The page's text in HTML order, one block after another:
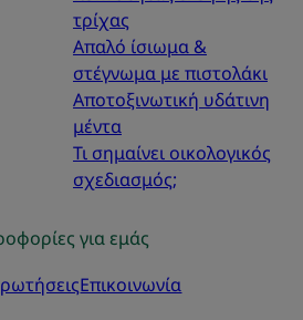
τρίχας
Απαλό ίσιωμα &
στέγνωμα με πιστολάκι
Αποτοξινωτική υδάτινη
μέντα
Τι σημαίνει οικολογικός
σχεδιασμός;
για εμάς
Επικοινωνία